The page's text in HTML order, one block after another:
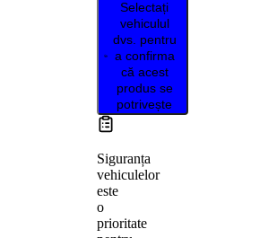
Selectați
vehiculul
dvs. pentru
a confirma
că acest
produs se
potrivește
Siguranța
vehiculelor
este
o
prioritate